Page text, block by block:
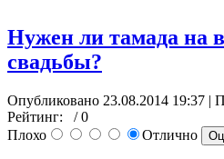
Нужен ли тамада на
свадьбы?
Опубликовано 23.08.2014 19:37 |
Рейтинг:
/ 0
Плохо
Отлично